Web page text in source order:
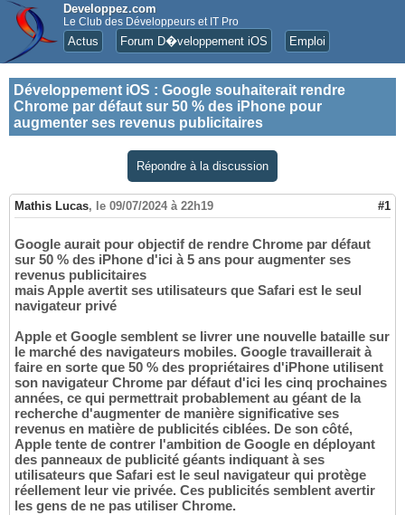
Developpez.com
Le Club des Développeurs et IT Pro
Actus Forum D�veloppement iOS Emploi
Développement iOS : Google souhaiterait rendre
Chrome par défaut sur 50 % des iPhone pour
augmenter ses revenus publicitaires
Répondre à la discussion
Mathis Lucas, le 09/07/2024 à 22h19 #1
Google aurait pour objectif de rendre Chrome par défaut
sur 50 % des iPhone d'ici à 5 ans pour augmenter ses
revenus publicitaires
mais Apple avertit ses utilisateurs que Safari est le seul
navigateur privé
Apple et Google semblent se livrer une nouvelle bataille sur
le marché des navigateurs mobiles. Google travaillerait à
faire en sorte que 50 % des propriétaires d'iPhone utilisent
son navigateur Chrome par défaut d'ici les cinq prochaines
années, ce qui permettrait probablement au géant de la
recherche d'augmenter de manière significative ses
revenus en matière de publicités ciblées. De son côté,
Apple tente de contrer l'ambition de Google en déployant
des panneaux de publicité géants indiquant à ses
utilisateurs que Safari est le seul navigateur qui protège
réellement leur vie privée. Ces publicités semblent avertir
les gens de ne pas utiliser Chrome.